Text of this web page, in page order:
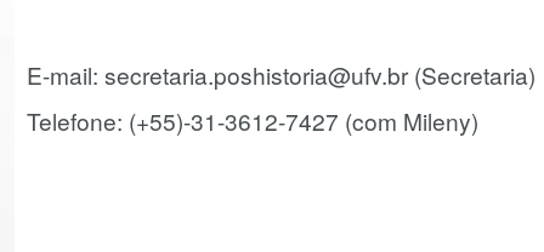
E-mail: secretaria.poshistoria@ufv.br (Secretaria)
Telefone: (+55)-31-3612-7427 (com Mileny)